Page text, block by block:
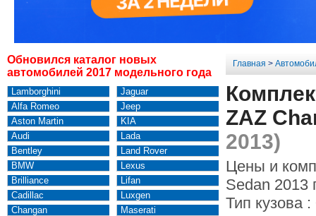
Обновился каталог новых
автомобилей 2017 модельного года
Lamborghini
Alfa Romeo
Aston Martin
Audi
Bentley
BMW
Brilliance
Cadillac
Changan
Jaguar
Jeep
KIA
Lada
Land Rover
Lexus
Lifan
Luxgen
Maserati
Главная >
ZAZ
2013)
Цены и
Sedan 2013
Тип кузова :